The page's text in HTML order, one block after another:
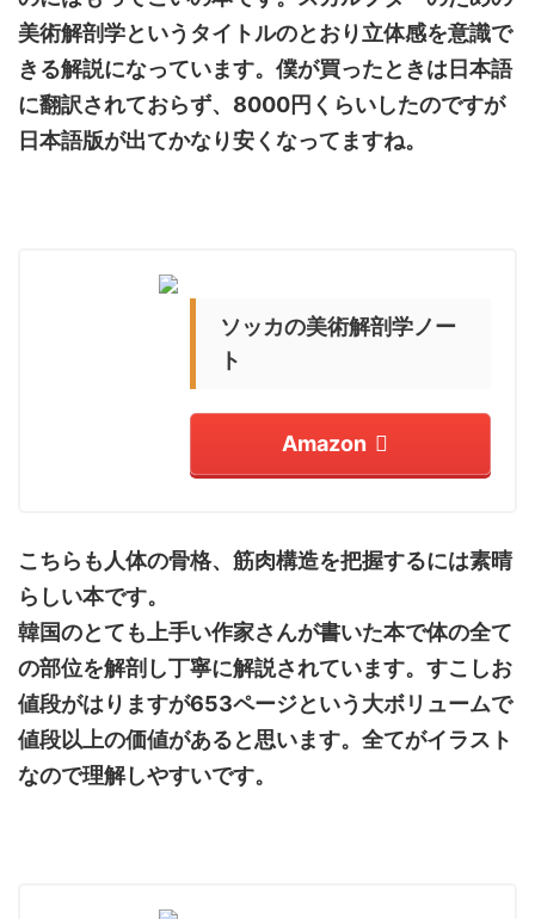
美術解剖学というタイトルのとおり立体感を意識で
きる解説になっています。僕が買ったときは日本語
に翻訳されておらず、 8000円くらいしたのですが
日本語版が出てかなり安くなってますね。
ソッカの美術解剖学ノー
ト
Amazon
こちらも人体の骨格、筋肉構造を把握するには素晴
らしい本です。
韓国のとても上手い作家さんが書いた本で体の全て
の部位を解剖し丁寧に解説されています。すこしお
値段がはりますが653ページという大ボリュームで
値段以上の価値があると思います。全てがイラスト
なので理解しやすいです。